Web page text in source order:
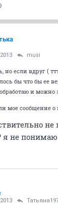
musi
но если вдруг (
бы что бы ее
и можно
мое сообщение о
не
я не